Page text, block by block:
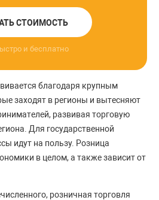
СТОИМОСТЬ
и бесплатно
благодаря крупным
заходят в регионы и вытесняют
развивая торговую
Для государственной
идут на пользу. Розница
в целом, а также зависит от
розничная торговля